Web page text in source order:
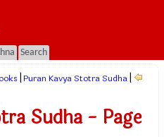
Search
Puran Kavya Stotra Sudha
Sudha - Page